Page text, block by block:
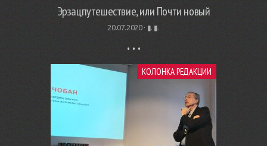
Эрзацпутешествие, или Почти новый
20.07.2020 · ▮. ▮.
КОЛОНКА РЕДАКЦИИ